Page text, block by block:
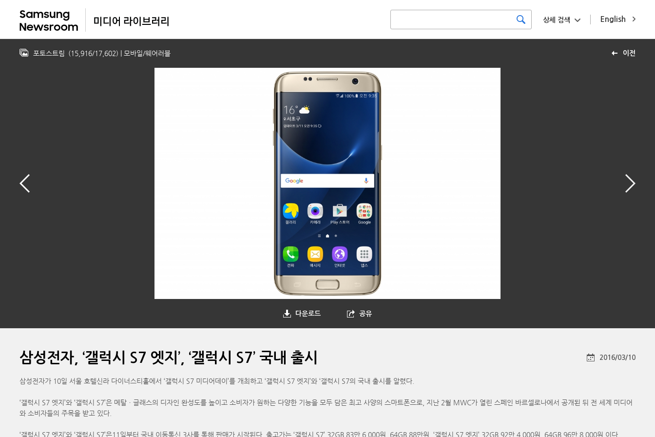
English
상세 검색
이전
포토스트림 (15,916/17,602) | 모바일/웨어러블
다운로드 공유
삼성전자, ‘갤럭시 S7 엣지’, ‘갤럭시 S7’ 국내 출시 2016/03/10
삼성전자가 10일 서울 호텔신라 다이너스티홀에서 ‘갤럭시 S7 미디어데이’를 개최하고 ‘갤럭시 S7 엣지’와 ‘갤럭시 S7의 국내 출시를 알렸다.
‘갤럭시 S7 엣지’와 ‘갤럭시 S7’은 메탈ㆍ글래스의 디자인 완성도를 높이고 소비자가 원하는 다양한 기능을 모두 담은 최고 사양의 스마트폰으로, 지난 2월 MWC가 열린 스페인 바르셀로나에서 공개된 뒤 전 세계 미디어
와 소비자들의 주목을 받고 있다.
‘갤럭시 S7 엣지’와 ‘갤럭시 S7’은11일부터 국내 이동통신 3사를 통해 판매가 시작된다. 출고가는 ‘갤럭시 S7’ 32GB 83만 6,000원, 64GB 88만원, ‘갤럭시 S7 엣지’ 32GB 92만 4,000원, 64GB 96만 8,000원 이다.